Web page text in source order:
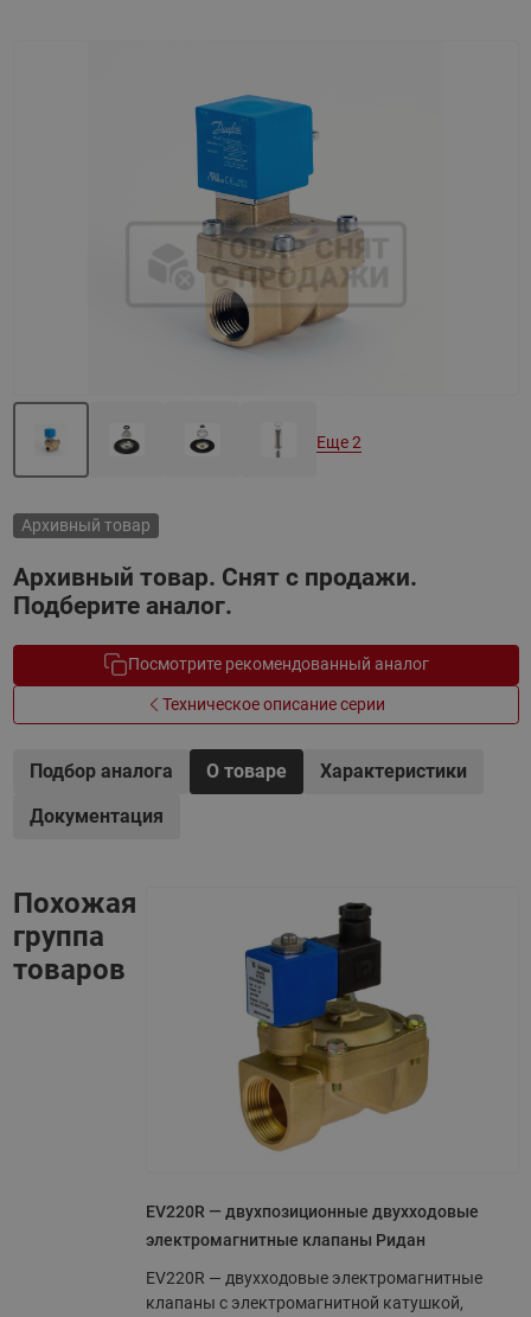
Архивный товар
Архивный товар. Снят с продажи.
Подберите аналог.
Посмотрите рекомендованный аналог
Техническое описание серии
Еще 2
Подбор аналога О товаре
Характеристики
Документация
Похожая
группа
товаров
EV220R — двухпозиционные двухходовые
электромагнитные клапаны Ридан
EV220R — двухходовые электромагнитные
клапаны с электромагнитной катушкой,